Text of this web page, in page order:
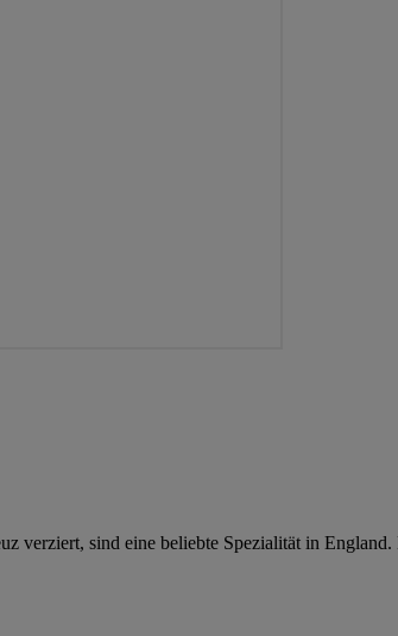
sind eine beliebte Spezialität in